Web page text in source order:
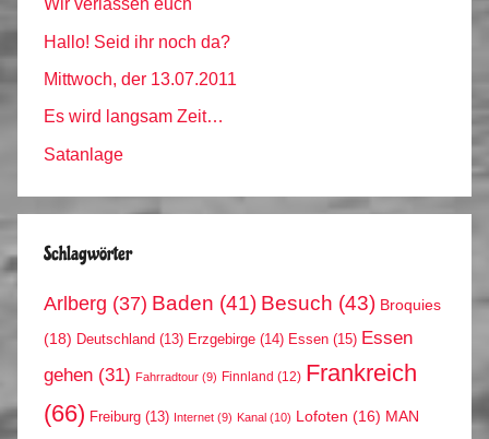
Wir verlassen euch
Hallo! Seid ihr noch da?
Mittwoch, der 13.07.2011
Es wird langsam Zeit…
Satanlage
Schlagwörter
Arlberg (37) Baden (41) Besuch (43) Broquies
(18) Deutschland (13) Erzgebirge (14) Essen (15) Essen
gehen (31) Fahrradtour (9) Finnland (12) Frankreich
(66) Freiburg (13) Internet (9) Kanal (10) Lofoten (16) MAN